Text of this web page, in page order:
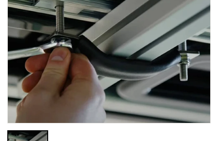
DAKDRAGER ACCESSOIRES
SNEL NAAR
Daktenten
Accessoires